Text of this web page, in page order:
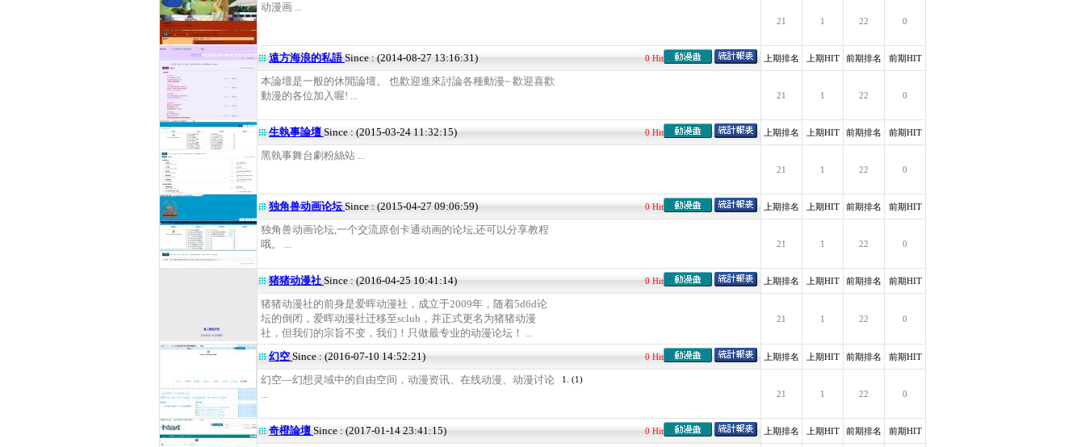
动漫画 ...
21 1 22 0
遠方海浪的私語Since : (2014-08-27 13:16:31) 0 Hit 上期排名 上期HIT 前期排名 前期HIT
本論壇是一般的休閒論壇。 也歡迎進來討論各種動漫~ 歡迎喜歡
動漫的各位加入喔! ...
21 1 22 0
生執事論壇 Since : (2015-03-24 11:32:15) 0 Hit 上期排名 上期HIT 前期排名 前期HIT
黑執事舞台劇粉絲站 ...
21 1 22 0
独角兽动画论坛Since : (2015-04-27 09:06:59) 0 Hit 上期排名 上期HIT 前期排名 前期HIT
独角兽动画论坛,一个交流原创卡通动画的论坛,还可以分享教程
哦。 ...
21 1 22 0
猪猪动漫社Since : (2016-04-25 10:41:14) 0 Hit 上期排名 上期HIT 前期排名 前期HIT
猪猪动漫社的前身是爱晖动漫社，成立于2009年，随着5d6d论
坛的倒闭，爱晖动漫社迁移至sclub，并正式更名为猪猪动漫
社，但我们的宗旨不变，我们！只做最专业的动漫论坛！ ...
21 1 22 0
幻空 Since : (2016-07-10 14:52:21) 0 Hit 上期排名 上期HIT 前期排名 前期HIT
幻空—幻想灵域中的自由空间，动漫资讯、在线动漫、动漫讨论
...
1. (1)
21
1 22 0
奇橙論壇 Since : (2017-01-14 23:41:15) 0 Hit 上期排名 上期HIT 前期排名 前期HIT